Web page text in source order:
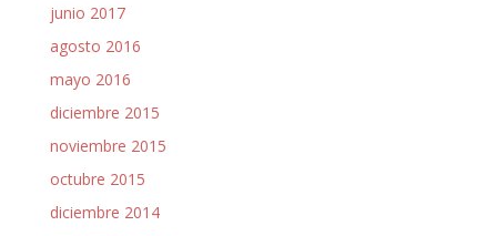
junio 2017
agosto 2016
mayo 2016
diciembre 2015
noviembre 2015
octubre 2015
diciembre 2014